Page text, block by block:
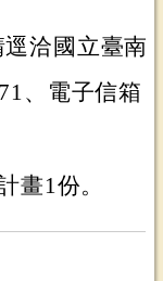
洽國立臺南
、電子信箱
畫1份。